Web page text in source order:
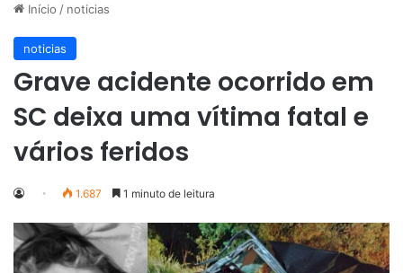
Início / noticias
noticias
Grave acidente ocorrido em
SC deixa uma vítima fatal e
vários feridos
1.687 1 minuto de leitura